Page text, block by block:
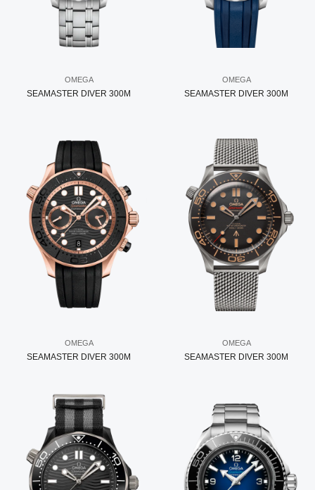
OMEGA
SEAMASTER DIVER 300M
OMEGA
SEAMASTER DIVER 300M
OMEGA
SEAMASTER DIVER 300M
OMEGA
SEAMASTER DIVER 300M